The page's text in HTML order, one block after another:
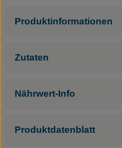
Service
Produktinformationen
Zutaten
Nährwert-Info
Produktdatenblatt